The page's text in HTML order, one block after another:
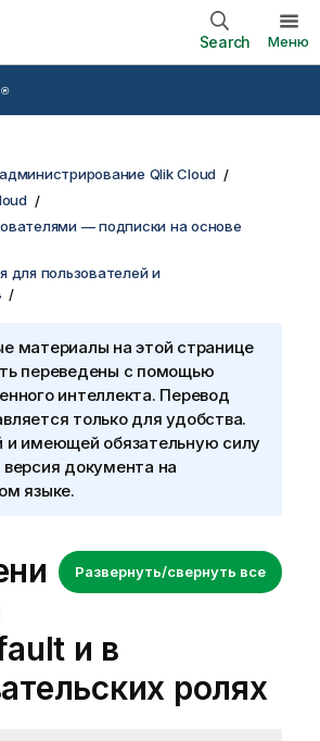
Search Меню
®
Qlik Cloud
— подписки на основе
для пользователей и
материалы на этой странице
переведены с помощью
интеллекта. Перевод
только для удобства.
и имеющей обязательную силу
версия документа на
языке.
Развернуть/свернуть все
и в
ролях